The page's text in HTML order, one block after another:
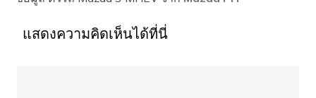
แสดงความคิดเห็นได้ที่นี่